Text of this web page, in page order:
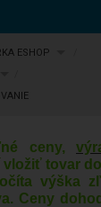
ESHOP
ceny,
vložiť tovar
výška
Ceny